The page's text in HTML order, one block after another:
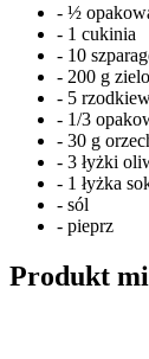
- ½
- 1 cukinia
- 10
- 200 g
- 5
- 1/3
- 30 g
- 3 łyżki
- 1 łyżka
- sól
- pieprz
Produkt